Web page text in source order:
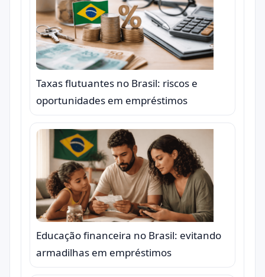
Taxas flutuantes no Brasil: riscos e
oportunidades em empréstimos
Educação financeira no Brasil: evitando
armadilhas em empréstimos